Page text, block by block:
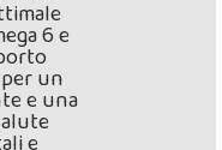
6 e
un
e una